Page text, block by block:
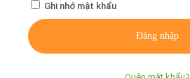
Ghi nhớ mật khẩu
Đăng nhập